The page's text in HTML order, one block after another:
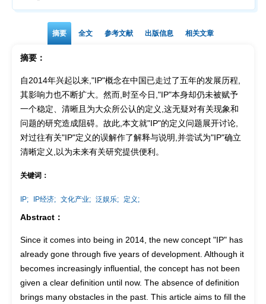
摘要 全文 参考文献 出版信息 相关文章
摘要：
自2014年兴起以来,"IP"概念在中国已走过了五年的发展历程,
其影响力也不断扩大。然而,时至今日,"IP"本身却仍未被赋予
一个稳定、清晰且为大众所公认的定义,这无疑对有关现象和
问题的研究造成阻碍。故此,本文就"IP"的定义问题展开讨论,
对过往有关"IP"定义的误解作了解释与说明,并尝试为"IP"确立
清晰定义,以为未来有关研究提供便利。
关键词：
IP; IP经济; 文化产业; 泛娱乐; 定义;
Abstract：
Since it comes into being in 2014, the new concept "IP" has
already gone through five years of development. Although it
becomes increasingly influential, the concept has not been
given a clear definition until now. The absence of definition
brings many obstacles in the past. This article aims to fill the